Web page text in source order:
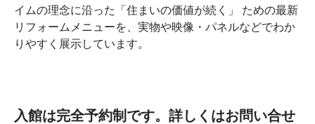
イムの理念に沿った「住まいの価値が続く」 ための最新
リフォームメニューを、実物や映像・パネルなどでわか
りやすく展示しています。
入館は完全予約制です。詳しくはお問い合せ